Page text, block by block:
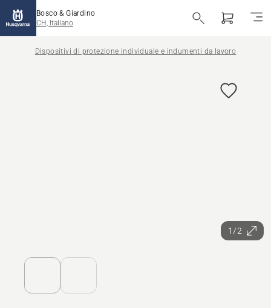
Bosco & Giardino
CH, Italiano
Dispositivi di protezione individuale e indumenti da lavoro
1/2